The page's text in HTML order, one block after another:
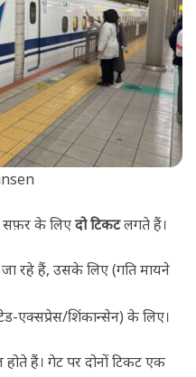
सफ़र के लिएदो टिकटलगते हैं।
रहे हैं, उसके लिए (गति मायने
एक्सप्रेस/शिंकान्सेन) के लिए।
हैं। गेट पर दोनों टिकट एक